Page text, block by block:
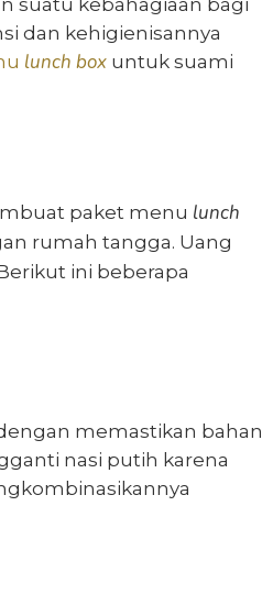
suatu kebahagiaan bagi
dan kehigienisannya
lunch box untuk suami
paket menu lunch
rumah tangga. Uang
ini beberapa
memastikan bahan
nasi putih karena